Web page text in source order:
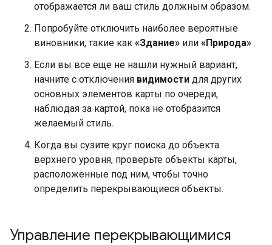
отображается ли ваш стиль должным образом.
Попробуйте отключить наиболее вероятные
виновники, такие как «Здание» или «Природа» .
Если вы все еще не нашли нужный вариант,
начните с отключения видимости для других
основных элементов карты по очереди,
наблюдая за картой, пока не отобразится
желаемый стиль.
Когда вы сузите круг поиска до объекта
верхнего уровня, проверьте объекты карты,
расположенные под ним, чтобы точно
определить перекрывающиеся объекты.
Управление перекрывающимися